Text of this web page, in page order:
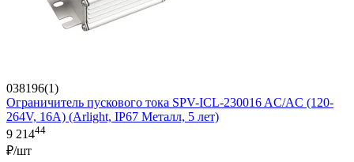
038196(1)
Ограничитель пускового тока SPV-ICL-230016 AC/AC (120-
264V, 16A) (Arlight, IP67 Металл, 5 лет)
9 21444
₽/шт